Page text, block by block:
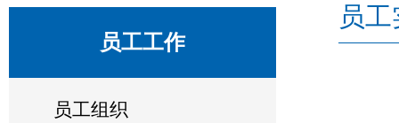
员工工作
员工组织
员